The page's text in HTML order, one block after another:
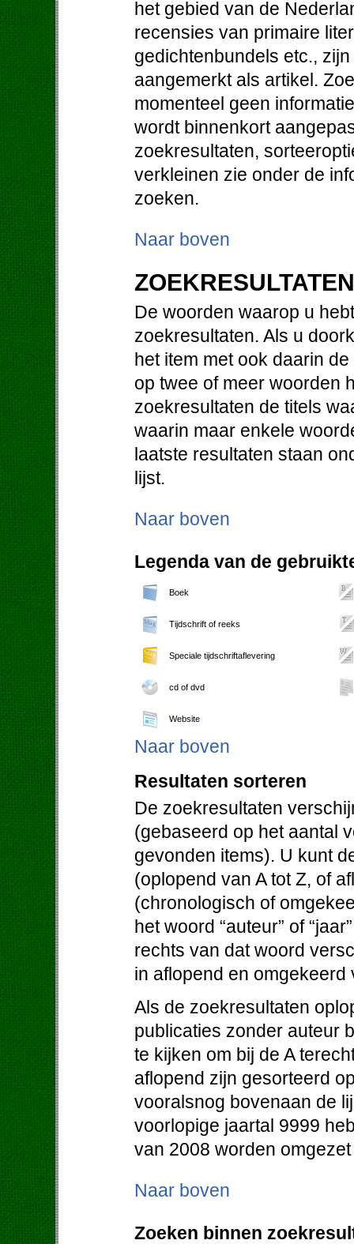
het gebied van de
recensies van primaire
gedichtenbundels etc.,
aangemerkt als artikel.
momenteel geen
wordt binnenkort
zoekresultaten,
verkleinen zie onder de
zoeken.
Naar boven
ZOEKRESULTATEN
De woorden waarop u
zoekresultaten. Als u
het item met ook daarin
op twee of meer woorden
zoekresultaten de titels
waarin maar enkele
laatste resultaten staan
lijst.
Naar boven
Legenda van de
Boek
Tijdschrift of reeks
Speciale tijdschriftaflevering
cd of dvd
Website
Naar boven
Resultaten sorteren
De zoekresultaten
(gebaseerd op het aantal
gevonden items). U kunt
(oplopend van A tot Z, of
(chronologisch of
het woord “auteur” of
rechts van dat woord
in aflopend en omgekeerd
Als de zoekresultaten
publicaties zonder auteur
te kijken om bij de A
aflopend zijn gesorteerd
vooralsnog bovenaan de
voorlopige jaartal 9999
van 2008 worden
Naar boven
Zoeken binnen